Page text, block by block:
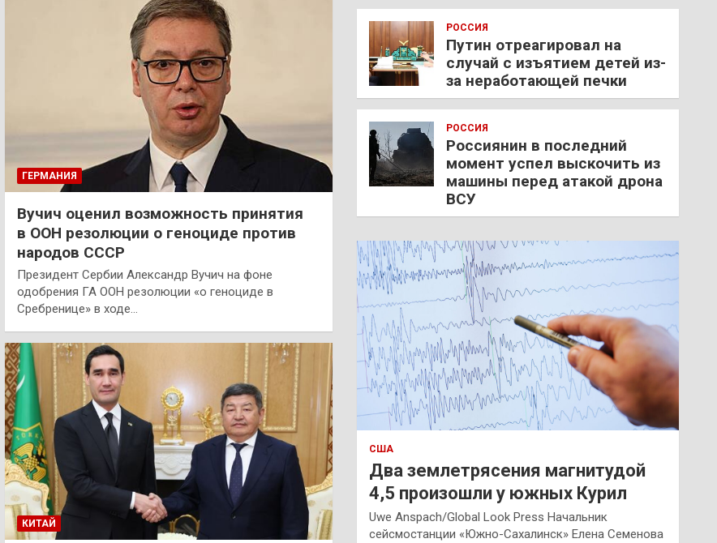
ГЕРМАНИЯ
Вучич оценил возможность принятия
в ООН резолюции о геноциде против
народов СССР
Президент Сербии Александр Вучич на фоне
одобрения ГА ООН резолюции «о геноциде в
Сребренице» в ходе…
КИТАЙ
РОССИЯ
Путин отреагировал на
случай с изъятием детей из-
за неработающей печки
РОССИЯ
Россиянин в последний
момент успел выскочить из
машины перед атакой дрона
ВСУ
США
Два землетрясения магнитудой
4,5 произошли у южных Курил
Uwe Anspach/Global Look Press Начальник
сейсмостанции «Южно-Сахалинск» Елена Семенова